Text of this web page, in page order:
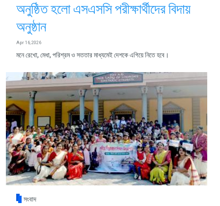
অনুষ্ঠিত হলো এসএসসি পরীক্ষার্থীদের বিদায়
অনুষ্ঠান
Apr 16, 2026
মনে রেখো, মেধা, পরিশ্রম ও সততার মাধ্যমেই দেশকে এগিয়ে নিতে হবে।
সংবাদ